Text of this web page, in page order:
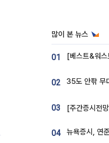
많이 본 뉴스
01
02
03
04